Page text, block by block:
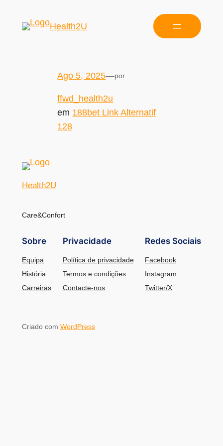
Health2U
Ago 5, 2025—por
ffwd_health2u
em 188bet Link Alternatif
128
Health2U
Care&Confort
Sobre
Equipa
História
Carreiras
Privacidade
Política de privacidade
Termos e condições
Contacte-nos
Redes Sociais
Facebook
Instagram
Twitter/X
Criado com WordPress